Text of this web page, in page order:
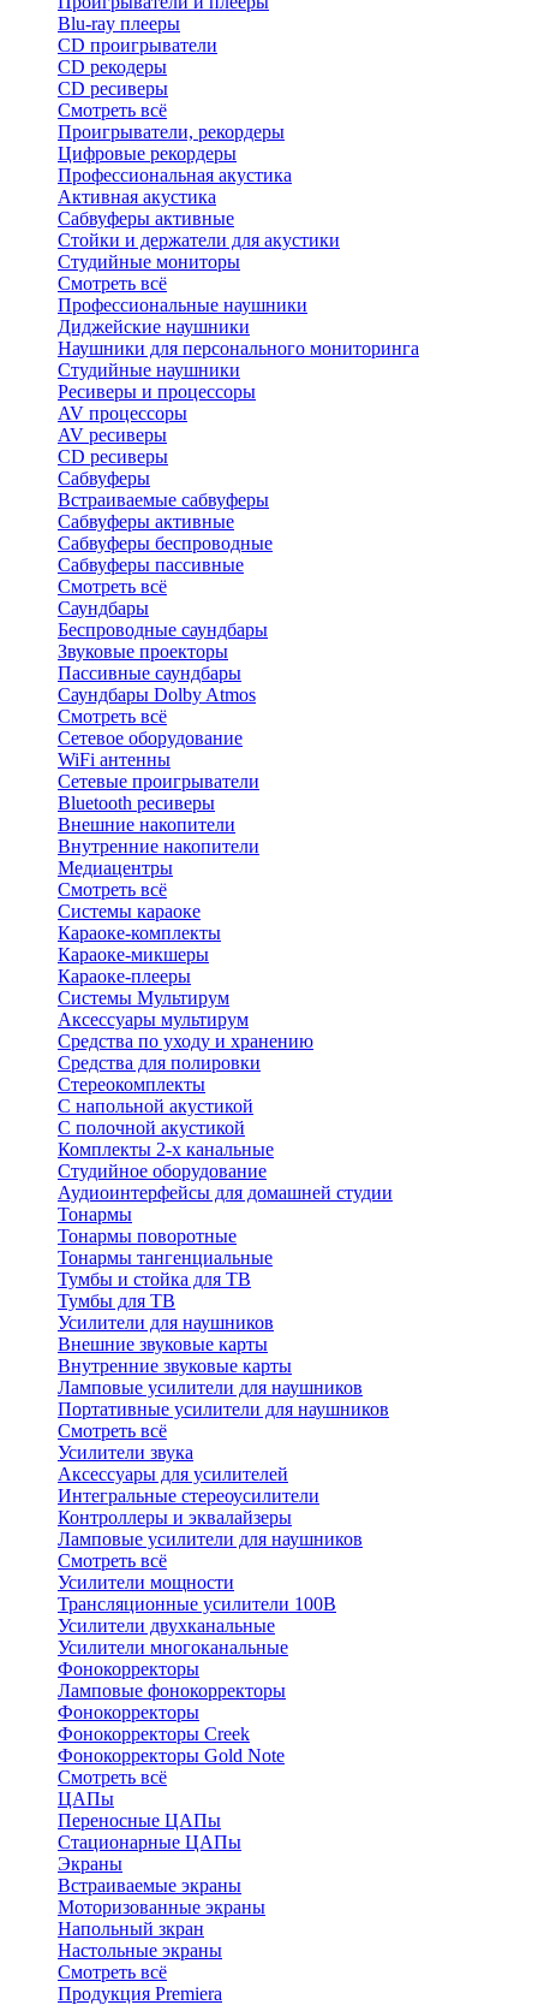
Blu-ray плееры
CD проигрыватели
CD рекодеры
CD ресиверы
Смотреть всё
Проигрыватели, рекордеры
Цифровые рекордеры
Профессиональная акустика
Активная акустика
Сабвуферы активные
Стойки и держатели для акустики
Студийные мониторы
Смотреть всё
Профессиональные наушники
Диджейские наушники
Наушники для персонального мониторинга
Студийные наушники
Ресиверы и процессоры
AV процессоры
AV ресиверы
CD ресиверы
Сабвуферы
Встраиваемые сабвуферы
Сабвуферы активные
Сабвуферы беспроводные
Сабвуферы пассивные
Смотреть всё
Саундбары
Беспроводные саундбары
Звуковые проекторы
Пассивные саундбары
Саундбары Dolby Atmos
Смотреть всё
Сетевое оборудование
WiFi антенны
Сетевые проигрыватели
Bluetooth ресиверы
Внешние накопители
Внутренние накопители
Медиацентры
Смотреть всё
Системы караоке
Караоке-комплекты
Караоке-микшеры
Караоке-плееры
Системы Мультирум
Аксессуары мультирум
Средства по уходу и хранению
Средства для полировки
Стереокомплекты
C напольной акустикой
C полочной акустикой
Комплекты 2-х канальные
Студийное оборудование
Аудиоинтерфейсы для домашней студии
Тонармы
Тонармы поворотные
Тонармы тангенциальные
Тумбы и стойка для ТВ
Тумбы для ТВ
Усилители для наушников
Внешние звуковые карты
Внутренние звуковые карты
Ламповые усилители для наушников
Портативные усилители для наушников
Смотреть всё
Усилители звука
Аксессуары для усилителей
Интегральные стереоусилители
Контроллеры и эквалайзеры
Ламповые усилители для наушников
Смотреть всё
Усилители мощности
Трансляционные усилители 100В
Усилители двухканальные
Усилители многоканальные
Фонокорректоры
Ламповые фонокорректоры
Фонокорректоры
Фонокорректоры Creek
Фонокорректоры Gold Note
Смотреть всё
ЦАПы
Переносные ЦАПы
Стационарные ЦАПы
Экраны
Встраиваемые экраны
Моторизованные экраны
Напольный зкран
Настольные экраны
Смотреть всё
Продукция Premiera